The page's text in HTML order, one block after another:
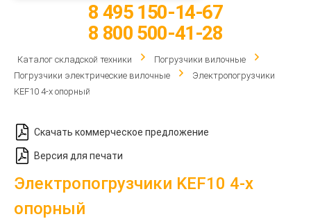
8 495 150-14-67
8 800 500-41-28
Каталог складской техники
Погрузчики вилочные
Погрузчики электрические вилочные
Электропогрузчики
KEF10 4-х опорный
Скачать коммерческое предложение
Версия для печати
Электропогрузчики KEF10 4-х
опорный